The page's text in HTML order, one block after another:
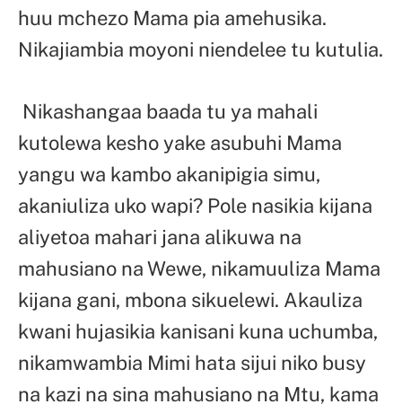
huu mchezo Mama pia amehusika.
Nikajiambia moyoni niendelee tu kutulia.
Nikashangaa baada tu ya mahali
kutolewa kesho yake asubuhi Mama
yangu wa kambo akanipigia simu,
akaniuliza uko wapi? Pole nasikia kijana
aliyetoa mahari jana alikuwa na
mahusiano na Wewe, nikamuuliza Mama
kijana gani, mbona sikuelewi. Akauliza
kwani hujasikia kanisani kuna uchumba,
nikamwambia Mimi hata sijui niko busy
na kazi na sina mahusiano na Mtu, kama